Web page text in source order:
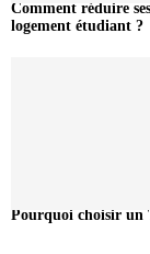
Comment réduire
logement étudiant ?
Pourquoi choisir un